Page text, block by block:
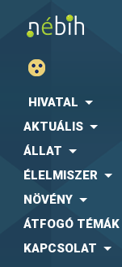
HIVATAL
AKTUÁLIS
ÁLLAT
ÉLELMISZER
NÖVÉNY
ÁTFOGÓ TÉMÁK
KAPCSOLAT